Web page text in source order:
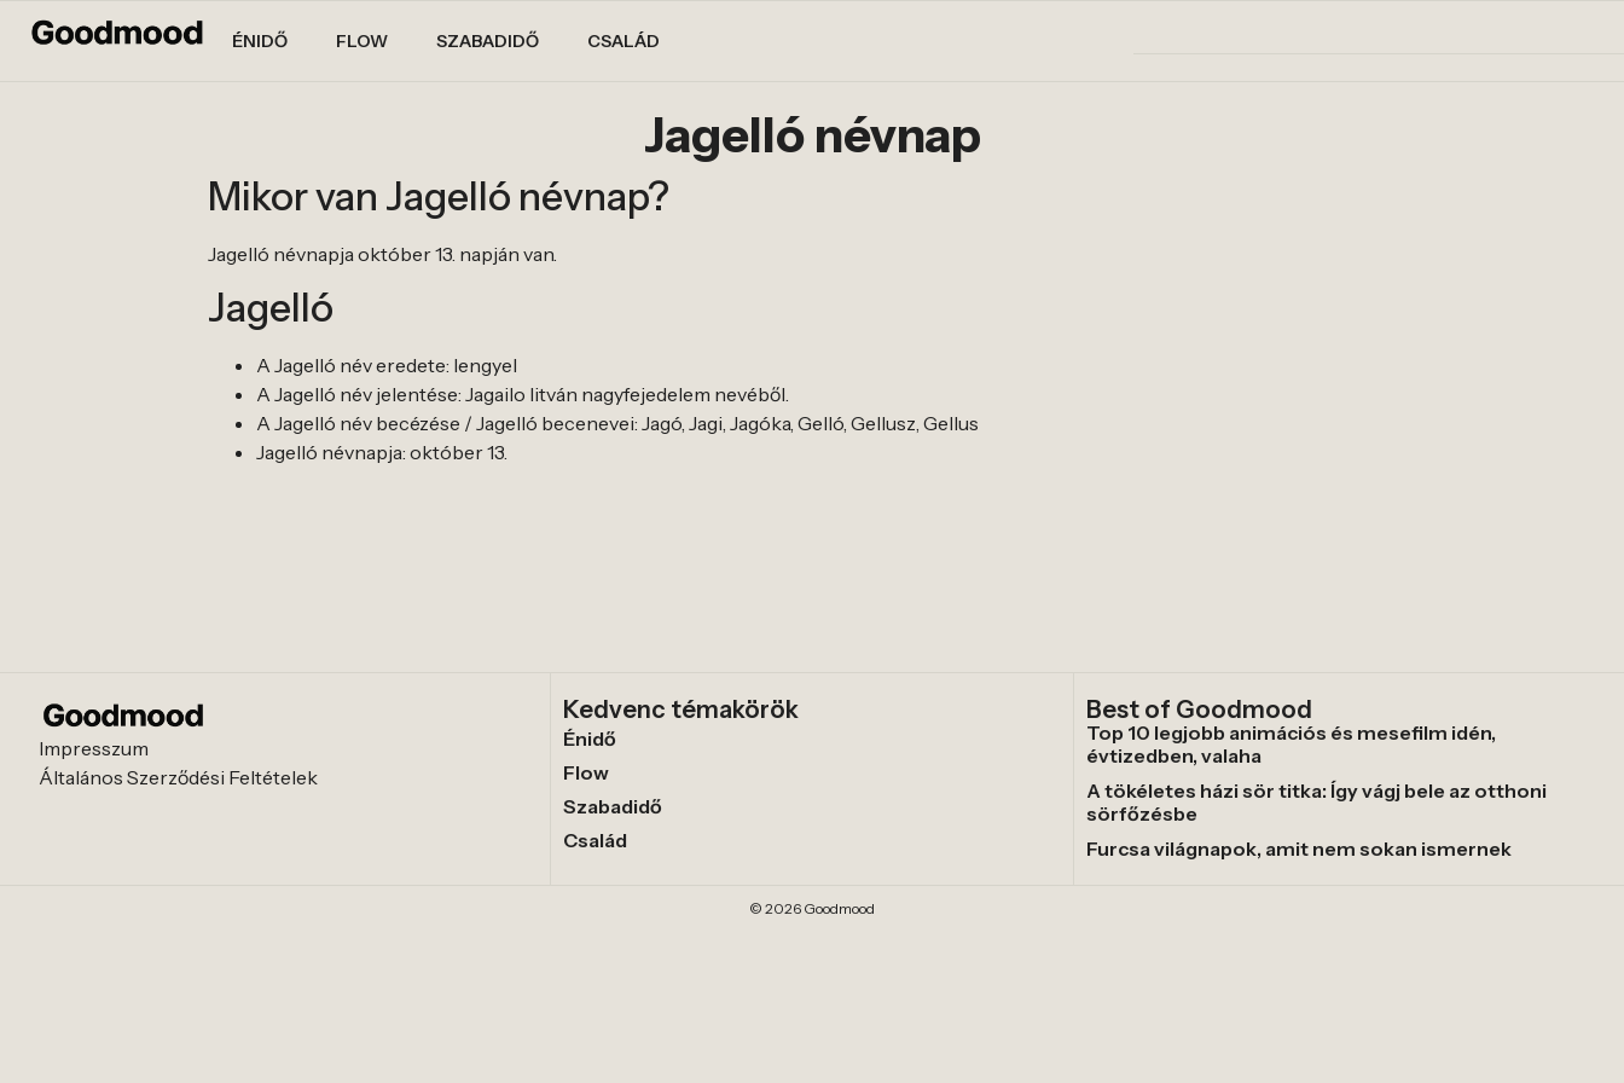
ÉNIDŐ FLOW SZABADIDŐ CSALÁD
Jagelló névnap
Mikor van Jagelló névnap?
Jagelló névnapja október 13. napján van.
Jagelló
A Jagelló név eredete: lengyel
A Jagelló név jelentése: Jagailo litván nagyfejedelem nevéből.
A Jagelló név becézése / Jagelló becenevei: Jagó, Jagi, Jagóka, Gelló, Gellusz, Gellus
Jagelló névnapja: október 13.
Impresszum
Általános Szerződési Feltételek
Kedvenc témakörök
Énidő
Flow
Szabadidő
Család
Best of Goodmood
Top 10 legjobb animációs és mesefilm idén,
évtizedben, valaha
A tökéletes házi sör titka: Így vágj bele az otthoni
sörfőzésbe
Furcsa világnapok, amit nem sokan ismernek
© 2026 Goodmood